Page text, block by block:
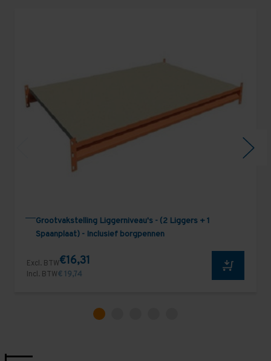
Grootvakstelling Liggerniveau's - (2 Liggers + 1
Spaanplaat) - Inclusief borgpennen
Excl. BTW€16,31
Incl. BTW€ 19,74